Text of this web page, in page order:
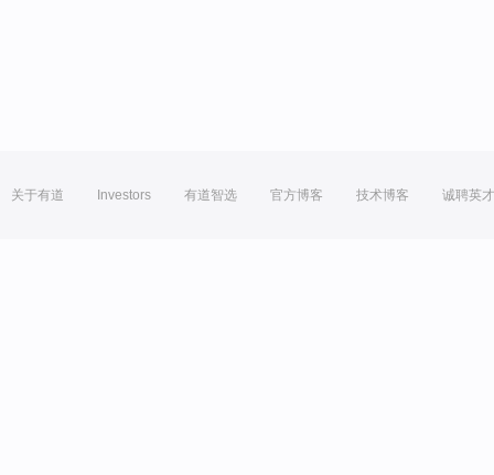
关于有道 Investors 有道智选 官方博客 技术博客 诚聘英才